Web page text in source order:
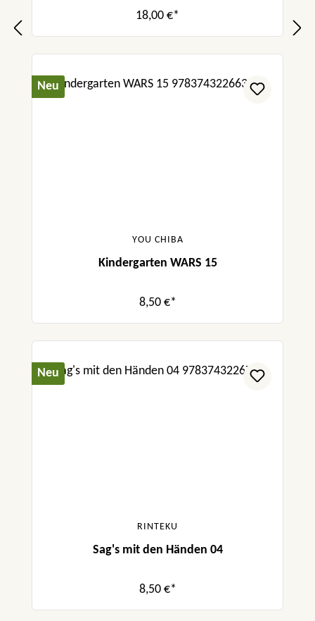
18,00 €*
Neu
YOU CHIBA
Kindergarten WARS 15
8,50 €*
Neu
RINTEKU
Sag's mit den Händen 04
8,50 €*